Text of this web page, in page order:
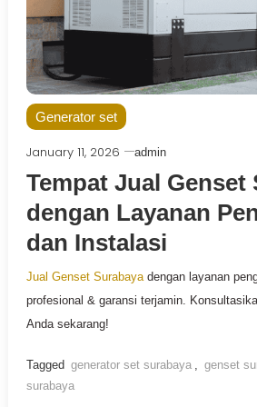
Generator set
January 11, 2026 admin
Tempat Jual Genset
dengan Layanan
dan Instalasi
Jual Genset Surabayadengan layanan
profesional & garansi terjamin.
Anda sekarang!
Tagged generator set surabaya genset
surabaya